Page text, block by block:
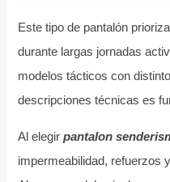
Este tipo de pantalón
durante largas jornadas
modelos tácticos con
descripciones técnicas es
Al elegir pantalon
impermeabilidad, refuerzos